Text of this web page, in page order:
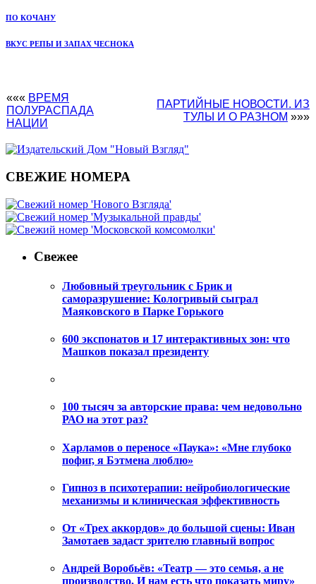
ПО КОЧАНУ
ВКУС РЕПЫ И ЗАПАХ ЧЕСНОКА
««« ВРЕМЯ
ПОЛУРАСПАДА
НАЦИИ
ПАРТИЙНЫЕ НОВОСТИ. ИЗ
ТУЛЫ И О РАЗНОМ »»»
СВЕЖИЕ НОМЕРА
Свежее
Любовный треугольник с Брик и
саморазрушение: Кологривый сыграл
Маяковского в Парке Горького
600 экспонатов и 17 интерактивных зон: что
Машков показал президенту
100 тысяч за авторские права: чем недовольно
РАО на этот раз?
Харламов о переносе «Паука»: «Мне глубоко
пофиг, я Бэтмена люблю»
Гипноз в психотерапии: нейробиологические
механизмы и клиническая эффективность
От «Трех аккордов» до большой сцены: Иван
Замотаев задаст зрителю главный вопрос
Андрей Воробьёв: «Театр — это семья, а не
производство. И нам есть что показать миру»